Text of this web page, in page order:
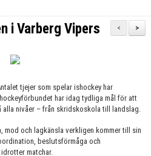
>
<
i Varberg Vipers
tjejer som spelar ishockey har
har idag tydliga mål för att
alla nivåer – från skridskoskola till landslag.
mod och lagkänsla verkligen kommer till sin
beslutsförmåga och
matchar.